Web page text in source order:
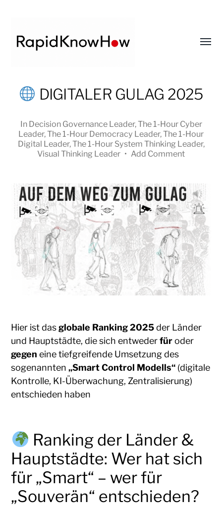
RapidKnowHow
MASTER
™
DIGITALER GULAG 2025
In Decision Governance Leader,The 1-Hour Cyber
Leader,The 1-Hour Democracy Leader,The 1-Hour
Digital Leader,The 1-Hour System Thinking Leader,
Visual Thinking Leader • Add Comment
Hier ist dasglobale Ranking 2025der Länder
und Hauptstädte, die sich entwederfüroder
gegen eine tiefgreifende Umsetzung des
sogenannten„Smart Control Modells“ (digitale
Kontrolle, KI-Überwachung, Zentralisierung)
entschieden haben
Ranking der Länder &
Hauptstädte: Wer hat sich
für „Smart“ – wer für
„Souverän“ entschieden?